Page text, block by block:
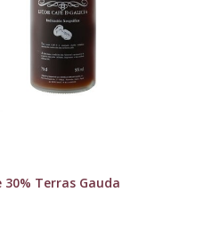
30% Terras Gauda